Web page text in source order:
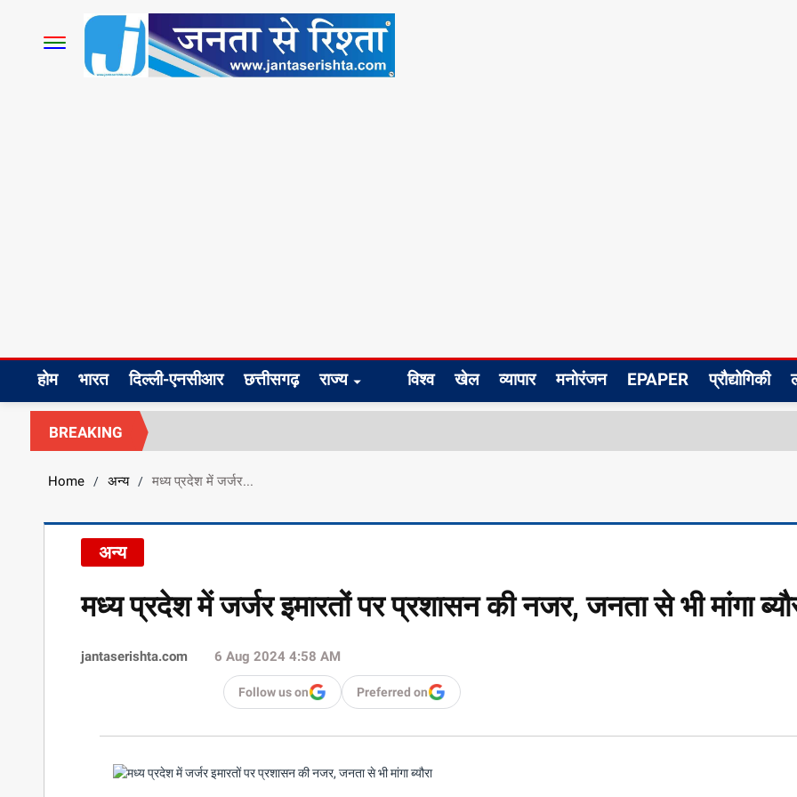
होम भारत दिल्ली-एनसीआर छत्तीसगढ़ राज्य विश्व खेल व्यापार मनोरंजन EPAPER प्रौद्योगिकी
BREAKING
Home / अन्य / मध्य प्रदेश में जर्जर...
अन्य
मध्य प्रदेश में जर्जर इमारतों पर प्रशासन की नजर, जनता से भी मांगा
jantaserishta.com 6 Aug 2024 4:58 AM
Follow us on Preferred on